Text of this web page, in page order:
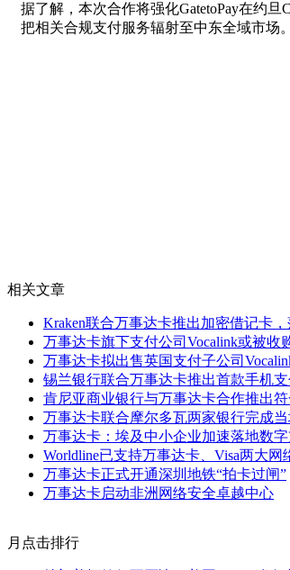
据了解，本次合作将强化GatetoPay在约
把相关合规支付服务辐射至中东全域市场。
相关文章
Kraken联合万事达卡推出加密借记卡
万事达卡旗下支付公司Vocalink或被收
万事达卡拟出售英国支付子公司
锡兰银行联合万事达卡推出首款手机支
肯尼亚商业银行与万事达卡合作推出
万事达卡联合摩尔多瓦两家银行完成
万事达卡：埃及中小企业加速落地数
Worldline已支持万事达卡、Visa两大网
万事达卡正式开通深圳地铁“拍卡过闸”
万事达卡启动非洲网络安全卓越中心
月点击排行